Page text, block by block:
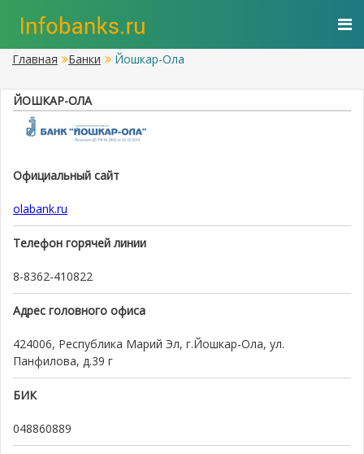
Главная Банки Йошкар-Ола
ЙОШКАР-ОЛА
Официальный сайт
olabank.ru
Телефон горячей линии
8-8362-410822
Адрес головного офиса
424006, Республика Марий Эл, г.Йошкар-Ола, ул.
Панфилова, д.39 г
БИК
048860889